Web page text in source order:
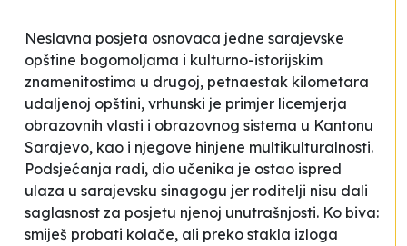
Neslavna posjeta osnovaca jedne sarajevske
opštine bogomoljama i kulturno-istorijskim
znamenitostima u drugoj, petnaestak kilometara
udaljenoj opštini, vrhunski je primjer licemjerja
obrazovnih vlasti i obrazovnog sistema u Kantonu
Sarajevo, kao i njegove hinjene multikulturalnosti.
Podsjećanja radi, dio učenika je ostao ispred
ulaza u sarajevsku sinagogu jer roditelji nisu dali
saglasnost za posjetu njenoj unutrašnjosti. Ko biva:
smiješ probati kolače, ali preko stakla izloga